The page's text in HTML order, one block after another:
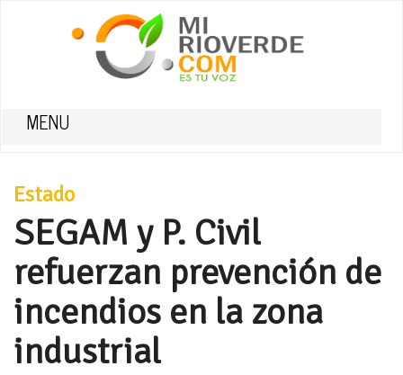
MENU
Estado
SEGAM y P. Civil
refuerzan prevención de
incendios en la zona
industrial